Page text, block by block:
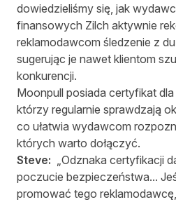
dowiedzieliśmy się, jak
finansowych Zilch aktywnie
reklamodawcom śledzenie z
sugerując je nawet klientom
konkurencji.
Moonpull posiada certyfikat
którzy regularnie sprawdzają
co ułatwia wydawcom
których warto dołączyć.
Steve:
„Odznaka certyfikacji
poczucie bezpieczeństwa...
promować tego